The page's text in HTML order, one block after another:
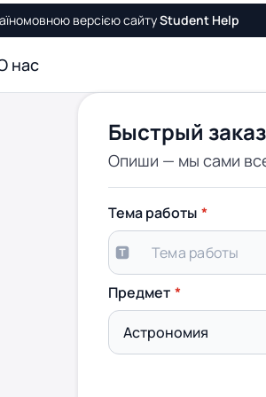
версією сайтуStudent Help
нас
Быстрый заказ
Опиши — мы сами
Тема работы
Предмет